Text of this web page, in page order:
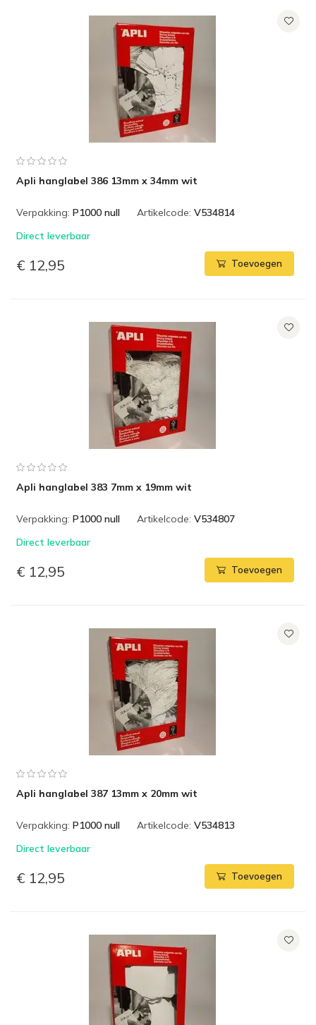
Apli hanglabel 386 13mm x 34mm wit
Verpakking: P1000 null Artikelcode: V534814
Direct leverbaar
€ 12,95 Toevoegen
Apli hanglabel 383 7mm x 19mm wit
Verpakking: P1000 null Artikelcode: V534807
Direct leverbaar
€ 12,95 Toevoegen
Apli hanglabel 387 13mm x 20mm wit
Verpakking: P1000 null Artikelcode: V534813
Direct leverbaar
€ 12,95 Toevoegen